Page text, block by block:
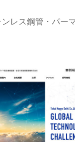
レス鋼管・パー